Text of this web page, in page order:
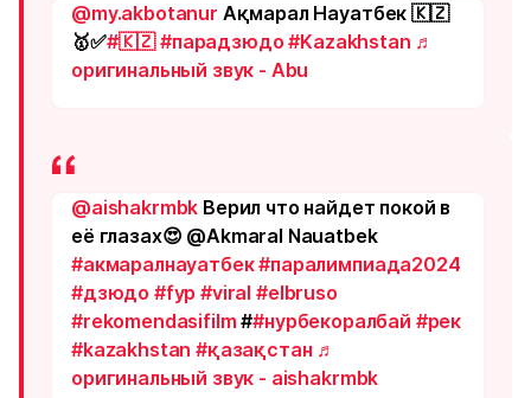
@my.akbotanur Ақмарал Науатбек 🇰🇿
🥇✅#🇰🇿#парадзюдо #Kazakhstan ♬
оригинальный звук - Abu
@aishakrmbk Верил что найдет покой в
её глазах😍 @Akmaral Nauatbek
#акмаралнауатбек#паралимпиада2024
#дзюдо #fyp #viral #elbruso
#rekomendasifilm ##нурбекоралбай #рек
#kazakhstan #қазақстан ♬
оригинальный звук - aishakrmbk